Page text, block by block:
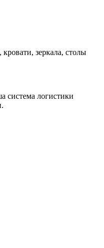
зеркала, столы
система логистики